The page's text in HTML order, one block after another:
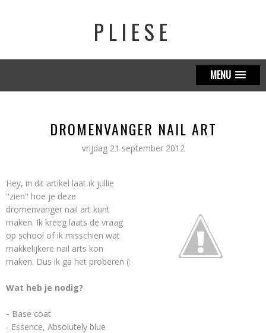
PLIESE
MENU
DROMENVANGER NAIL ART
vrijdag 21 september 2012
Hey, in dit artikel laat ik jullie
''zien'' hoe je deze
dromenvanger nail art kunt
maken. Ik kreeg laats de vraag
op school of ik misschien wat
makkelijkere nail arts kon
maken. Dus ik ga het proberen (:
Wat heb je nodig?
- Base coat
- Essence, Absolutely blue